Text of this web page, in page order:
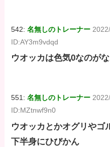
542:名無しのトレーナー
ID:AY3m9vdqd
ウオッカは色気0なのが
551:名無しのトレーナー
ID:MZtnwf9n0
ウオッカとかオグリやゴ
下半身にひびかん